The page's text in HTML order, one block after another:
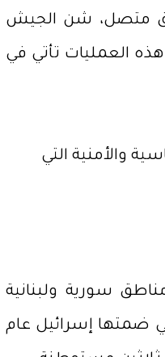
متصل، شن الجيش
العمليات تأتي في
والأمنية التي
سورية ولبنانية
ضمتها إسرائيل عام